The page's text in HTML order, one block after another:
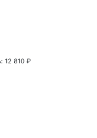
12 810 ₽